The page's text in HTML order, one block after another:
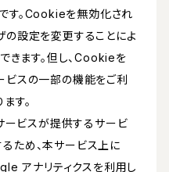
す。Cookieを無効化され
の設定を変更することによ
きます。但し、Cookieを
ビスの一部の機能をご利
す。
サービスが提供するサービ
ため、本サービス上に
アナリティクスを利用し